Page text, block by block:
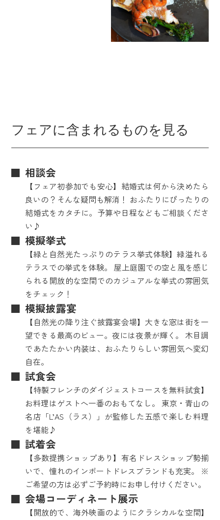
フェアに含まれるものを見る
相談会
【フェア初参加でも安心】結婚式は何から決めたら
良いの？そんな疑問も解消！ おふたりにぴったりの
結婚式をカタチに。予算や日程などもご相談くださ
い♪
模擬挙式
【緑と自然光たっぷりのテラス挙式体験】緑溢れる
テラスでの挙式を体験。 屋上庭園での空と風を感じ
られる開放的な空間でのカジュアルな挙式の雰囲気
をチェック！
模擬披露宴
【自然光の降り注ぐ披露宴会場】大きな窓は街を一
望できる最高のビュー。夜には夜景が輝く。 木目調
であたたかい内装は、おふたりらしい雰囲気へ変幻
自在。
試食会
【特製フレンチのダイジェストコースを無料試食】
お料理はゲストへ一番のおもてなし。 東京・青山の
名店「L’AS（ラス）」が監修した五感で楽しむ料理
を堪能♪
試着会
【多数提携ショップあり】有名ドレスショップ勢揃
いで、憧れのインポートドレスブランドも充実。 ※
ご希望の方は必ずご予約時にお申し付けください。
会場コーディネート展示
【開放的で、海外映画のようにクラシカルな空間】